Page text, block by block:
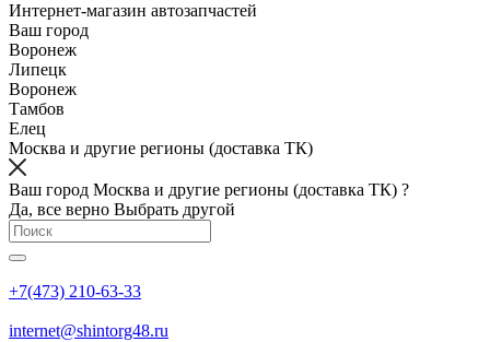
Интернет-магазин автозапчастей
Ваш город
Воронеж
Липецк
Воронеж
Тамбов
Елец
Москва и другие регионы (доставка ТК)
Ваш город Москва и другие регионы (доставка ТК) ?
Да, все верно Выбрать другой
+7(473) 210-63-33
internet@shintorg48.ru